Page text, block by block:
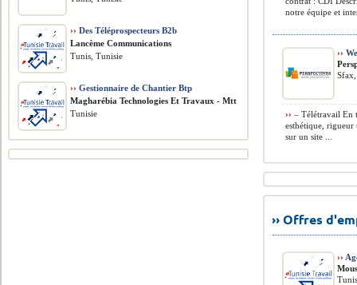
notre équipe et
››
›› – Télétravail En
esthétique, rigueur
sur un site ...
›› Offres
››
›› Des Téléprospecteurs B2b
Lancème Communications
Tunis, Tunisie
›› Gestionnaire de Chantier Btp
Magharébia Technologies Et Travaux - Mtt
Tunisie